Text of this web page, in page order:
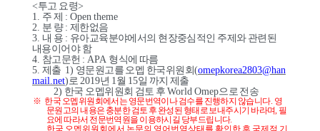
<투고 요령>
1. 주 제 : Open theme
2. 분 량 : 제한없음
3. 내 용 : 유아교육분야에서의 현장중심적인 주제와 관련된
내용이어야 함
4. 참고문헌 : APA 형식에 따름
5. 제출 1) 영문원고를 오멥 한국위원회 (omepkorea2803@han
mail.net)로 2019년 1월 15일 까지 제출
2) 한국 오멥위원회 검토 후World Omep으로 전송
※ 한국 오멥위원회에서는 영문번역이나 검수를 진행하지 않습니다. 영
문원고의 내용은 충분한 검토 후 완성된 형태로 보내주시기 바라며, 필
요에 따라서 전문번역원을 이용하시길 당부드립니다.
한국 오멥위원회에서 논문의 영어번역상태를 확인한 후 국제적 기